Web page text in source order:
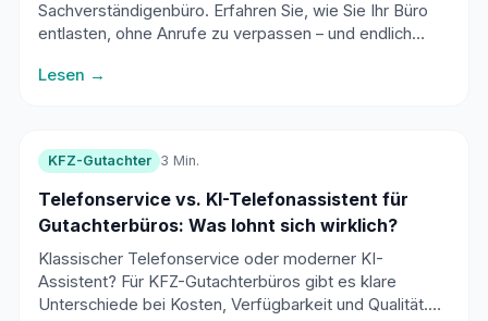
Sachverständigenbüro. Erfahren Sie, wie Sie Ihr Büro
entlasten, ohne Anrufe zu verpassen – und endlich
Lesen →
KFZ-Gutachter 3 Min.
Telefonservice vs. KI-Telefonassistent für
Gutachterbüros: Was lohnt sich wirklich?
Klassischer Telefonservice oder moderner KI-
Assistent? Für KFZ-Gutachterbüros gibt es klare
Unterschiede bei Kosten, Verfügbarkeit und Qualität.